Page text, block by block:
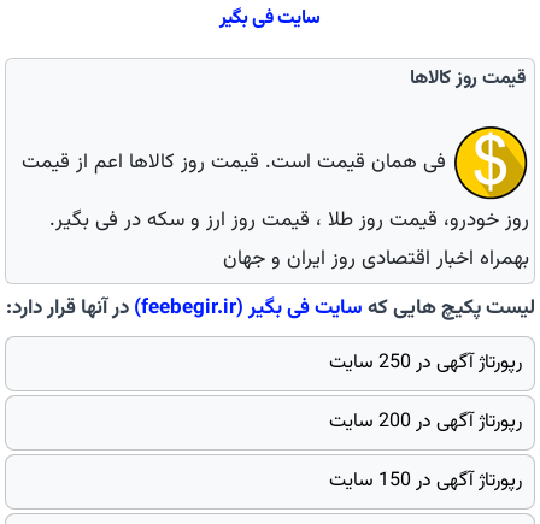
سایت فی بگیر
قیمت روز کالاها
فی همان قیمت است. قیمت روز کالاها اعم از قیمت
روز خودرو، قیمت روز طلا ، قیمت روز ارز و سکه در فی بگیر.
بهمراه اخبار اقتصادی روز ایران و جهان
لیست پکیچ هایی کهسایتفی بگیر(feebegir.ir) در آنها قرار دارد:
رپورتاژ آگهی در 250 سایت
رپورتاژ آگهی در 200 سایت
رپورتاژ آگهی در 150 سایت